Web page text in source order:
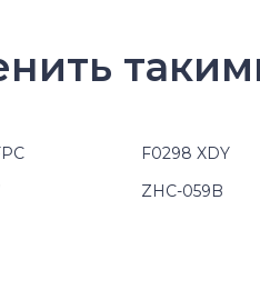
F0298 XDY
ZHC-059B